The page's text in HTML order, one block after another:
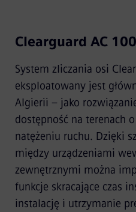
Clearguard AC 100
System zliczania osi
eksploatowany jest
Algierii – jako
dostępność na terenach
natężeniu ruchu. Dzięki
między urządzeniami
zewnętrznymi można
funkcje skracające czas
instalację i utrzymanie